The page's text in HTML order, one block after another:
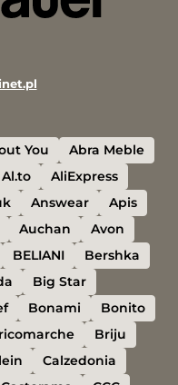
You
Abra Meble
Al.to
AliExpress
Answear
Apis
Auchan
Avon
BELIANI
Bershka
Big Star
Bonami
Bonito
Briju
Calzedonia